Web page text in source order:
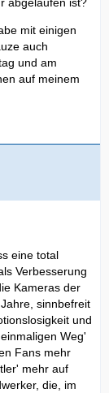
mit einigen
auch
und am
auf meinem
eine total
Verbesserung
Kameras der
sinnbefreit
und
Weg'
Fans mehr
mehr auf
die, im